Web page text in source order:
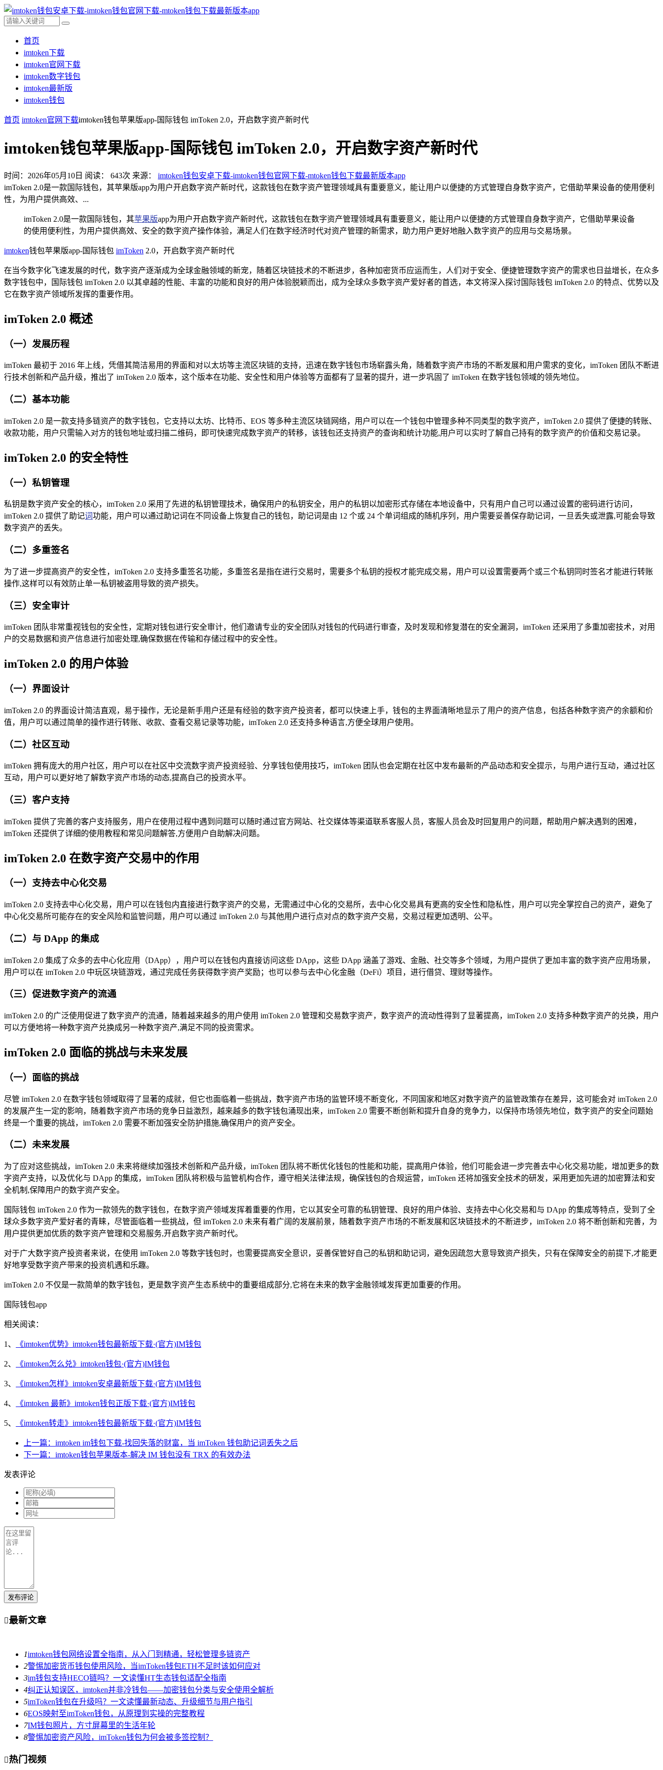
首页
imtoken下载
imtoken官网下载
imtoken数字钱包
imtoken最新版
imtoken钱包
首页 imtoken官网下载imtoken钱包苹果版app-国际钱包 imToken 2.0，开启数字资产新时代
imtoken钱包苹果版app-国际钱包 imToken 2.0，开启数字资产新时代
时间：2026年05月10日 阅读： 643次 来源： imtoken钱包安卓下载-imtoken钱包官网下载-mtoken钱包下载最新版本app
imToken 2.0是一款国际钱包，其苹果版app为用户开启数字资产新时代，这款钱包在数字资产管理领域具有重要意义，能让用户以便捷的方式管理自身数字资产，它借助苹果设备的使用便利
性，为用户提供高效、...
imToken 2.0是一款国际钱包，其苹果版app为用户开启数字资产新时代，这款钱包在数字资产管理领域具有重要意义，能让用户以便捷的方式管理自身数字资产，它借助苹果设备
的使用便利性，为用户提供高效、安全的数字资产操作体验，满足人们在数字经济时代对资产管理的新需求，助力用户更好地融入数字资产的应用与交易场景。
imtoken钱包苹果版app-国际钱包 imToken 2.0，开启数字资产新时代
在当今数字化飞速发展的时代，数字资产逐渐成为全球金融领域的新宠，随着区块链技术的不断进步，各种加密货币应运而生，人们对于安全、便捷管理数字资产的需求也日益增长，在众多
数字钱包中，国际钱包 imToken 2.0 以其卓越的性能、丰富的功能和良好的用户体验脱颖而出，成为全球众多数字资产爱好者的首选，本文将深入探讨国际钱包 imToken 2.0 的特点、优势以及
它在数字资产领域所发挥的重要作用。
imToken 2.0 概述
（一）发展历程
imToken 最初于 2016 年上线，凭借其简洁易用的界面和对以太坊等主流区块链的支持，迅速在数字钱包市场崭露头角，随着数字资产市场的不断发展和用户需求的变化，imToken 团队不断进
行技术创新和产品升级，推出了 imToken 2.0 版本，这个版本在功能、安全性和用户体验等方面都有了显著的提升，进一步巩固了 imToken 在数字钱包领域的领先地位。
（二）基本功能
imToken 2.0 是一款支持多链资产的数字钱包，它支持以太坊、比特币、EOS 等多种主流区块链网络，用户可以在一个钱包中管理多种不同类型的数字资产，imToken 2.0 提供了便捷的转账、
收款功能，用户只需输入对方的钱包地址或扫描二维码，即可快速完成数字资产的转移，该钱包还支持资产的查询和统计功能,用户可以实时了解自己持有的数字资产的价值和交易记录。
imToken 2.0 的安全特性
（一）私钥管理
私钥是数字资产安全的核心，imToken 2.0 采用了先进的私钥管理技术，确保用户的私钥安全，用户的私钥以加密形式存储在本地设备中，只有用户自己可以通过设置的密码进行访问，
imToken 2.0 提供了助记词功能，用户可以通过助记词在不同设备上恢复自己的钱包，助记词是由 12 个或 24 个单词组成的随机序列，用户需要妥善保存助记词，一旦丢失或泄露,可能会导致
数字资产的丢失。
（二）多重签名
为了进一步提高资产的安全性，imToken 2.0 支持多重签名功能，多重签名是指在进行交易时，需要多个私钥的授权才能完成交易，用户可以设置需要两个或三个私钥同时签名才能进行转账
操作,这样可以有效防止单一私钥被盗用导致的资产损失。
（三）安全审计
imToken 团队非常重视钱包的安全性，定期对钱包进行安全审计，他们邀请专业的安全团队对钱包的代码进行审查，及时发现和修复潜在的安全漏洞，imToken 还采用了多重加密技术，对用
户的交易数据和资产信息进行加密处理,确保数据在传输和存储过程中的安全性。
imToken 2.0 的用户体验
（一）界面设计
imToken 2.0 的界面设计简洁直观，易于操作，无论是新手用户还是有经验的数字资产投资者，都可以快速上手，钱包的主界面清晰地显示了用户的资产信息，包括各种数字资产的余额和价
值，用户可以通过简单的操作进行转账、收款、查看交易记录等功能，imToken 2.0 还支持多种语言,方便全球用户使用。
（二）社区互动
imToken 拥有庞大的用户社区，用户可以在社区中交流数字资产投资经验、分享钱包使用技巧，imToken 团队也会定期在社区中发布最新的产品动态和安全提示，与用户进行互动，通过社区
互动，用户可以更好地了解数字资产市场的动态,提高自己的投资水平。
（三）客户支持
imToken 提供了完善的客户支持服务，用户在使用过程中遇到问题可以随时通过官方网站、社交媒体等渠道联系客服人员，客服人员会及时回复用户的问题，帮助用户解决遇到的困难，
imToken 还提供了详细的使用教程和常见问题解答,方便用户自助解决问题。
imToken 2.0 在数字资产交易中的作用
（一）支持去中心化交易
imToken 2.0 支持去中心化交易，用户可以在钱包内直接进行数字资产的交易，无需通过中心化的交易所，去中心化交易具有更高的安全性和隐私性，用户可以完全掌控自己的资产，避免了
中心化交易所可能存在的安全风险和监管问题，用户可以通过 imToken 2.0 与其他用户进行点对点的数字资产交易，交易过程更加透明、公平。
（二）与 DApp 的集成
imToken 2.0 集成了众多的去中心化应用（DApp），用户可以在钱包内直接访问这些 DApp，这些 DApp 涵盖了游戏、金融、社交等多个领域，为用户提供了更加丰富的数字资产应用场景，
用户可以在 imToken 2.0 中玩区块链游戏，通过完成任务获得数字资产奖励；也可以参与去中心化金融（DeFi）项目，进行借贷、理财等操作。
（三）促进数字资产的流通
imToken 2.0 的广泛使用促进了数字资产的流通，随着越来越多的用户使用 imToken 2.0 管理和交易数字资产，数字资产的流动性得到了显著提高，imToken 2.0 支持多种数字资产的兑换，用户
可以方便地将一种数字资产兑换成另一种数字资产,满足不同的投资需求。
imToken 2.0 面临的挑战与未来发展
（一）面临的挑战
尽管 imToken 2.0 在数字钱包领域取得了显著的成就，但它也面临着一些挑战，数字资产市场的监管环境不断变化，不同国家和地区对数字资产的监管政策存在差异，这可能会对 imToken 2.0
的发展产生一定的影响，随着数字资产市场的竞争日益激烈，越来越多的数字钱包涌现出来，imToken 2.0 需要不断创新和提升自身的竞争力，以保持市场领先地位，数字资产的安全问题始
终是一个重要的挑战，imToken 2.0 需要不断加强安全防护措施,确保用户的资产安全。
（二）未来发展
为了应对这些挑战，imToken 2.0 未来将继续加强技术创新和产品升级，imToken 团队将不断优化钱包的性能和功能，提高用户体验，他们可能会进一步完善去中心化交易功能，增加更多的数
字资产支持，以及优化与 DApp 的集成，imToken 团队将积极与监管机构合作，遵守相关法律法规，确保钱包的合规运营，imToken 还将加强安全技术的研发，采用更加先进的加密算法和安
全机制,保障用户的数字资产安全。
国际钱包 imToken 2.0 作为一款领先的数字钱包，在数字资产领域发挥着重要的作用，它以其安全可靠的私钥管理、良好的用户体验、支持去中心化交易和与 DApp 的集成等特点，受到了全
球众多数字资产爱好者的青睐，尽管面临着一些挑战，但 imToken 2.0 未来有着广阔的发展前景，随着数字资产市场的不断发展和区块链技术的不断进步，imToken 2.0 将不断创新和完善，为
用户提供更加优质的数字资产管理和交易服务,开启数字资产新时代。
对于广大数字资产投资者来说，在使用 imToken 2.0 等数字钱包时，也需要提高安全意识，妥善保管好自己的私钥和助记词，避免因疏忽大意导致资产损失，只有在保障安全的前提下,才能更
好地享受数字资产带来的投资机遇和乐趣。
imToken 2.0 不仅是一款简单的数字钱包，更是数字资产生态系统中的重要组成部分,它将在未来的数字金融领域发挥更加重要的作用。
国际钱包app
相关阅读：
1、 《imtoken优势》imtoken钱包最新版下载·(官方)IM钱包
2、 《imtoken怎么兑》imtoken钱包·(官方)IM钱包
3、 《imtoken怎样》imtoken安卓最新版下载·(官方)IM钱包
4、 《imtoken 最新》imtoken钱包正版下载·(官方)IM钱包
5、 《imtoken转走》imtoken钱包最新版下载·(官方)IM钱包
上一篇：imtoken im钱包下载-找回失落的财富，当 imToken 钱包助记词丢失之后
下一篇：imtoken钱包苹果版本-解决 IM 钱包没有 TRX 的有效办法
发表评论
发布评论
最新文章
1imtoken钱包网络设置全指南，从入门到精通，轻松管理多链资产
2警惕加密货币钱包使用风险，当imToken钱包ETH不足时该如何应对
3im钱包支持HECO链吗？一文读懂HT生态钱包适配全指南
4纠正认知误区，imtoken并非冷钱包——加密钱包分类与安全使用全解析
5imToken钱包在升级吗？一文读懂最新动态、升级细节与用户指引
6EOS映射至imToken钱包，从原理到实操的完整教程
7IM钱包照片，方寸屏幕里的生活年轮
8警惕加密资产风险，imToken钱包为何会被多签控制？
热门视频